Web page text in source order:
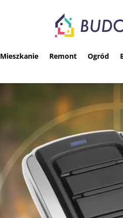
Mieszkanie Remont Ogród